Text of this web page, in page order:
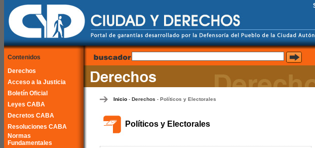
Contenidos
Derechos
Acceso a la Justicia
Boletín Oficial
Leyes CABA
Decretos CABA
Resoluciones CABA
Normas
Fundamentales
Inicio- Derechos - Políticos y Electorales
Políticos y Electorales